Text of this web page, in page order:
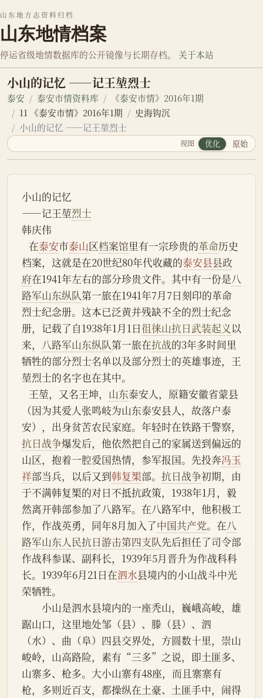
山东地方志资料归档
山东地情档案
停运省级地情数据库的公开镜像与长期存档。 关于本站
小山的记忆 ——记王堃烈士
泰安 泰安市情资料库
《泰安市情》2016年1期
11 《泰安市情》2016年1期
史海钩沉
小山的记忆 ——记王堃烈士
视图 优化 原始
小山的记忆
——记王堃烈士
韩庆伟
   在
泰安市泰山区档案馆里有一宗珍贵的革命历史
档案，这就是在20世纪80年代收藏的泰安县县政
府在1941年左右的部分珍贵文件。其中有一份是八
路军山东纵队第一旅在1941年7月7日刻印的革命
烈士纪念册。这本已泛黄并残缺不全的烈士纪念
册，记载了自1938年1月1日徂徕山抗日武装起义 以
来， 八路军山东纵队第一旅在抗战的3年多时间里
牺牲的部分烈士名单以及部分烈士的英雄事迹，王
堃烈士的名字也在其中。
   王堃，又名王坤，
山东泰安人，原籍安徽省蒙县
（因为其爱人张鸣岐为山东泰安县人，故落户泰
安），出身贫苦农民家庭。年轻时在铁路干警察，
抗日战争爆发后，他依然把自己的家属送到偏远的
山区，抱着一腔爱国热情，参军报国。先投奔冯玉
祥部当兵，以后又到韩复榘部。 抗日战争初期，由
于不满韩复榘的对日不抵抗政策，1938年1月，毅
然离开韩部参加了八路军。在八路军中，他积极工
作，作战英勇，同年8月加入了中国共产党。在八
路军山东人民抗日游击第四支队先后担任了司令部
作战科参谋、副科长，1939年5月晋升为作战科科
长。1939年6月21日在泗水县境内的小山战斗中光
荣牺牲。
小山是泗水县境内的一座秃山，巍峨高峻，雄
踞山口，这里地处邹（县）、滕（县）、泗
（水）、曲（阜）四县交界处，方圆数十里，崇山
峻岭，山高路险，素有“三多”之说，即土匪多、
山寨多、枪多。大小山寨有48座，而且寨寨有
枪，多则近百支，都操纵在土豪、土匪手中，闹得